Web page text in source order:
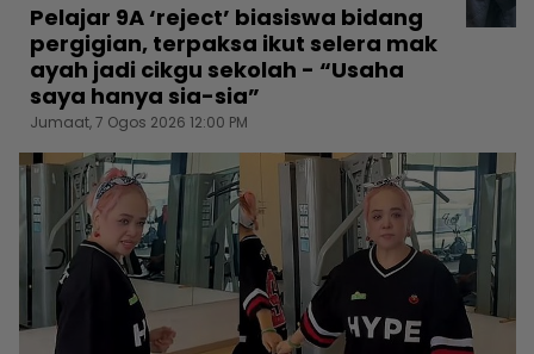
Pelajar 9A ‘reject’ biasiswa bidang
pergigian, terpaksa ikut selera mak
ayah jadi cikgu sekolah - “Usaha
saya hanya sia-sia”
Jumaat, 7 Ogos 2026 12:00 PM